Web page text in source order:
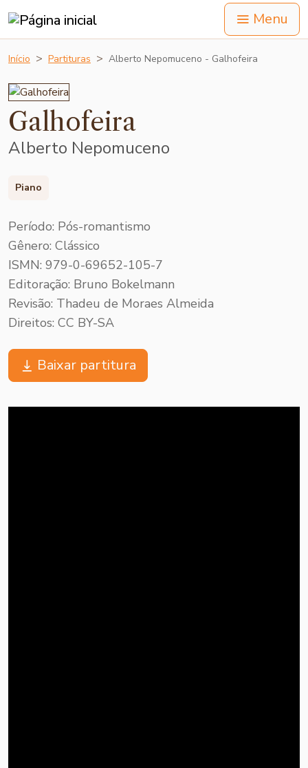
Menu
Início Partituras Alberto Nepomuceno - Galhofeira
Galhofeira
Alberto Nepomuceno
Piano
Período: Pós-romantismo
Gênero: Clássico
ISMN: 979-0-69652-105-7
Editoração: Bruno Bokelmann
Revisão: Thadeu de Moraes Almeida
Direitos: CC BY-SA
Baixar partitura